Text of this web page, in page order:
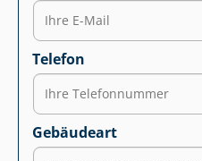
Telefon
Gebäudeart